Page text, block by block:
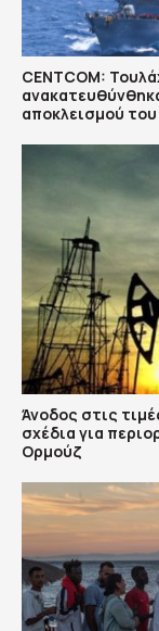
CENTCOM:
αποκλεισμού του
Άνοδος στις
σχέδια για
Ορμούζ